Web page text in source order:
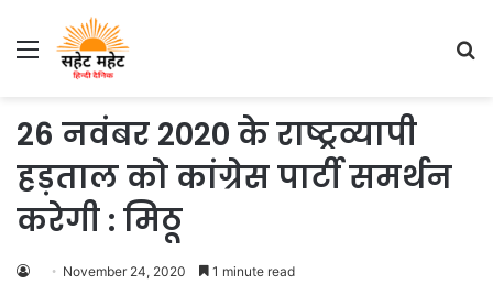
Menu
26 नवंबर 2020 के राष्ट्रव्यापी
हड़ताल को कांग्रेस पार्टी समर्थन
करेगी : मिठू
November 24, 2020 1 minute read